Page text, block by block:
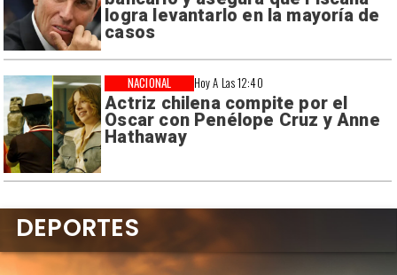
logra levantarlo en la mayoría de
casos
Hoy A Las 12:40
Actriz chilena compite por el
Oscar con Penélope Cruz y Anne
Hathaway
NACIONAL
DEPORTES